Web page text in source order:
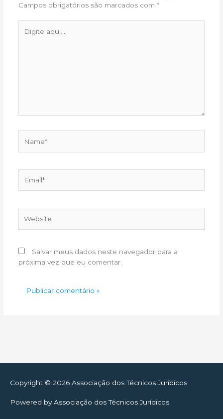
Campos obrigatórios são marcados com *
aqui...
Salvar meus dados neste navegador para a
próxima vez que eu comentar.
Copyright © 2026 Associação dos Técnicos Jurídicos
Powered byAssociação dos Técnicos Jurídicos